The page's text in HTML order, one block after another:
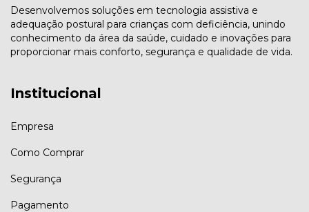
Desenvolvemos soluções em tecnologia assistiva e
adequação postural para crianças com deficiência, unindo
conhecimento da área da saúde, cuidado e inovações para
proporcionar mais conforto, segurança e qualidade de vida.
Institucional
Empresa
Como Comprar
Segurança
Pagamento